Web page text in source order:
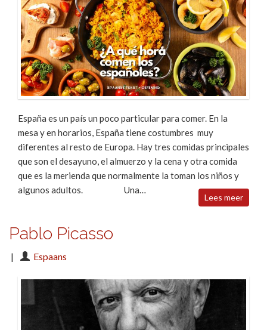
España es un país un poco particular para comer. En la
mesa y en horarios, España tiene costumbres muy
diferentes al resto de Europa. Hay tres comidas principales
que son el desayuno, el almuerzo y la cena y otra comida
que es la merienda que normalmente la toman los niños y
algunos adultos. Una…
Lees meer
Pablo Picasso
| Espaans